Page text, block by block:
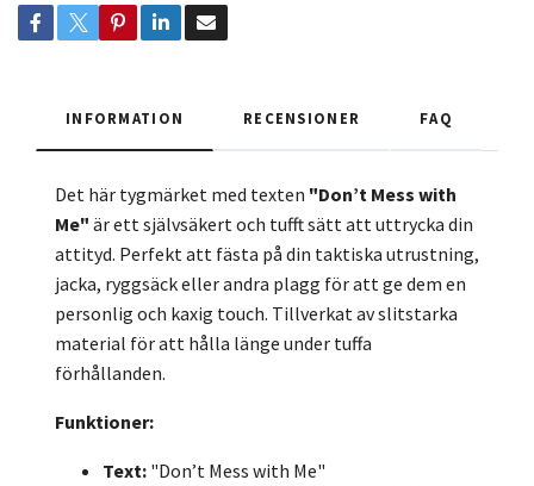
INFORMATION RECENSIONER FAQ
Det här tygmärket med texten "Don’t Mess with
Me" är ett självsäkert och tufft sätt att uttrycka din
attityd. Perfekt att fästa på din taktiska utrustning,
jacka, ryggsäck eller andra plagg för att ge dem en
personlig och kaxig touch. Tillverkat av slitstarka
material för att hålla länge under tuffa
förhållanden.
Funktioner:
Text: "Don’t Mess with Me"